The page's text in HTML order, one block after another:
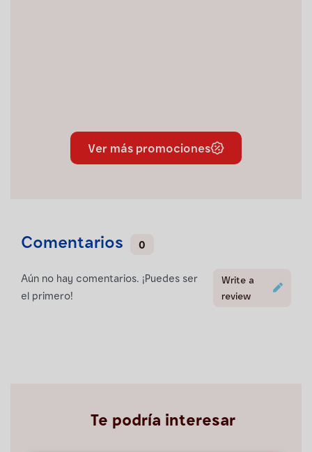
Ver más promociones
Comentarios 0
Aún no hay comentarios. ¡Puedes ser
el primero!
Write a
review
Te podría interesar